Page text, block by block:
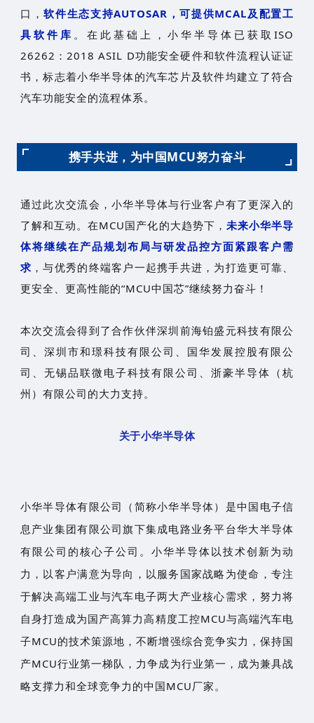
口，软件生态支持AUTOSAR，可提供MCAL及配置工
具软件库 。在此基础上，小华半导体已获取ISO
26262：2018 ASIL D功能安全硬件和软件流程认证证
书，标志着小华半导体的汽车芯片及软件均建立了符合
汽车功能安全的流程体系。
携手共进，为中国MCU努力奋斗
通过此次交流会，小华半导体与行业客户有了更深入的
了解和互动。在MCU国产化的大趋势下， 未来小华半导
体将继续在产品规划布局与研发品控方面紧跟客户需
求 ，与优秀的终端客户一起携手共进，为打造更可靠、
更安全、更高性能的“MCU中国芯”继续努力奋斗！
本次交流会得到了合作伙伴深圳前海铂盛元科技有限公
司、深圳市和璟科技有限公司、国华发展控股有限公
司、无锡品联微电子科技有限公司、浙豪半导体（杭
州）有限公司的大力支持。
关于小华半导体
小华半导体有限公司（简称小华半导体）是中国电子信
息产业集团有限公司旗下集成电路业务平台华大半导体
有限公司的核心子公司。小华半导体以技术创新为动
力，以客户满意为导向，以服务国家战略为使命，专注
于解决高端工业与汽车电子两大产业核心需求，努力将
自身打造成为国产高算力高精度工控MCU与高端汽车电
子MCU的技术策源地，不断增强综合竞争实力，保持国
产MCU行业第一梯队，力争成为行业第一，成为兼具战
略支撑力和全球竞争力的中国MCU厂家。